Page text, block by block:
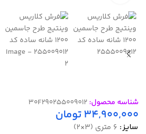
شناسه محصول: 30F290255009012
34,900,000تومان
سایز 6 متری (3×2)